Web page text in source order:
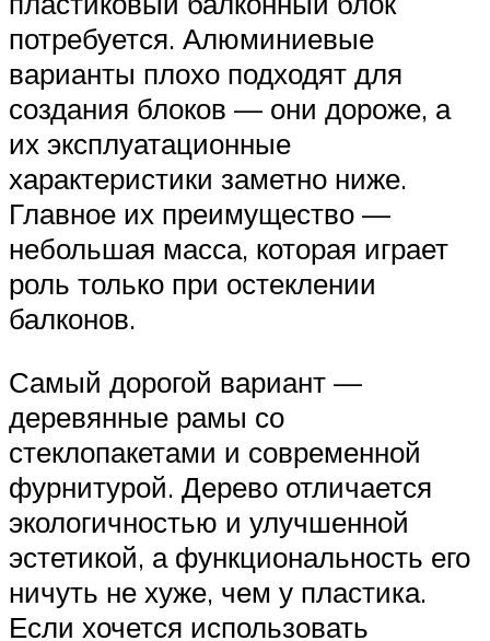
потребуется. Алюминиевые
варианты плохо подходят для
создания блоков — они дороже, а
их эксплуатационные
характеристики заметно ниже.
Главное их преимущество —
небольшая масса, которая играет
роль только при остеклении
балконов.
Самый дорогой вариант —
деревянные рамы со
стеклопакетами и современной
фурнитурой. Дерево отличается
экологичностью и улучшенной
эстетикой, а функциональность его
ничуть не хуже, чем у пластика.
Если хочется использовать